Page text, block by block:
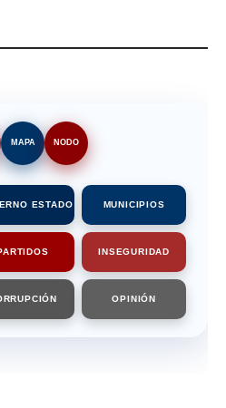
MAPA NODO
ESTADO MUNICIPIOS
INSEGURIDAD
OPINIÓN